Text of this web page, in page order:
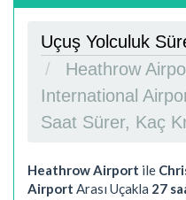
Uçuş Yolculuk
Heathrow
International
Saat Sürer, Kaç
Heathrow Airport ile
Airport Arası Uçakla 27